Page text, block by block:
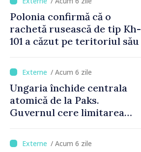
Polonia confirmă că o
rachetă rusească de tip Kh-
101 a căzut pe teritoriul său
/ Acum 6 zile
Ungaria închide centrala
atomică de la Paks.
Guvernul cere limitarea
/ Acum 6 zile